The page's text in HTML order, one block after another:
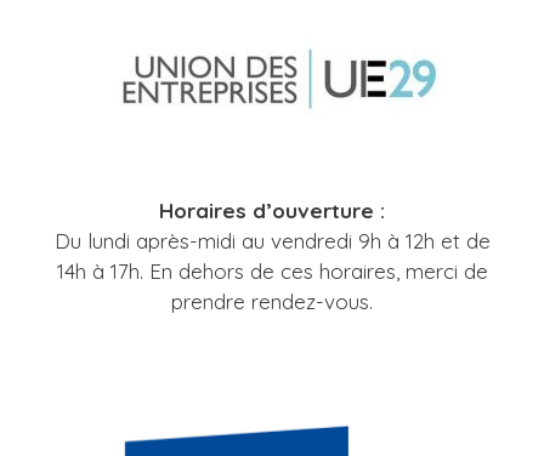
Horaires d’ouverture :
Du lundi après-midi au vendredi 9h à 12h et de
14h à 17h. En dehors de ces horaires, merci de
prendre rendez-vous.